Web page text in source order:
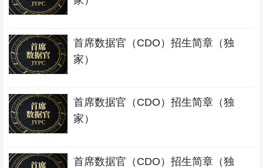
首席数据官（CDO）招生简章（独
家）
首席数据官（CDO）招生简章（独
家）
首席数据官（CDO）招生简章（独